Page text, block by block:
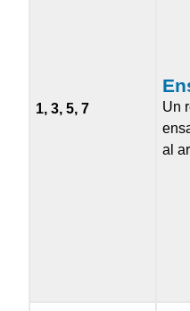
1, 3, 5, 7
Un
al